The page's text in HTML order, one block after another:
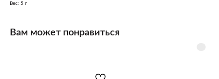
Вес: 5 г
Вам может понравиться